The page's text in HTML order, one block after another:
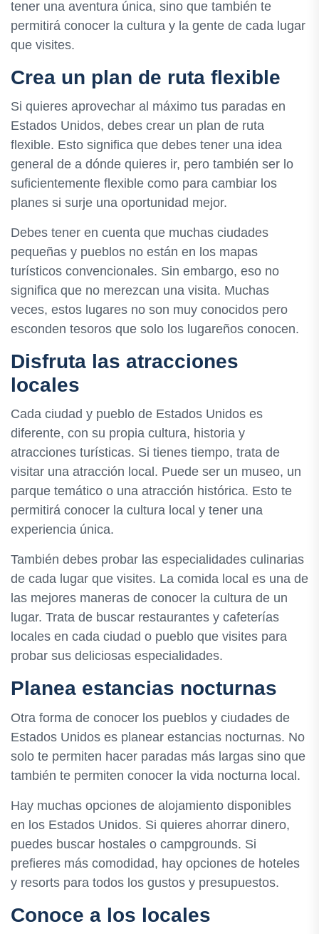
tener una aventura única, sino que también te
permitirá conocer la cultura y la gente de cada lugar
que visites.
Crea un plan de ruta flexible
Si quieres aprovechar al máximo tus paradas en
Estados Unidos, debes crear un plan de ruta
flexible. Esto significa que debes tener una idea
general de a dónde quieres ir, pero también ser lo
suficientemente flexible como para cambiar los
planes si surje una oportunidad mejor.
Debes tener en cuenta que muchas ciudades
pequeñas y pueblos no están en los mapas
turísticos convencionales. Sin embargo, eso no
significa que no merezcan una visita. Muchas
veces, estos lugares no son muy conocidos pero
esconden tesoros que solo los lugareños conocen.
Disfruta las atracciones
locales
Cada ciudad y pueblo de Estados Unidos es
diferente, con su propia cultura, historia y
atracciones turísticas. Si tienes tiempo, trata de
visitar una atracción local. Puede ser un museo, un
parque temático o una atracción histórica. Esto te
permitirá conocer la cultura local y tener una
experiencia única.
También debes probar las especialidades culinarias
de cada lugar que visites. La comida local es una de
las mejores maneras de conocer la cultura de un
lugar. Trata de buscar restaurantes y cafeterías
locales en cada ciudad o pueblo que visites para
probar sus deliciosas especialidades.
Planea estancias nocturnas
Otra forma de conocer los pueblos y ciudades de
Estados Unidos es planear estancias nocturnas. No
solo te permiten hacer paradas más largas sino que
también te permiten conocer la vida nocturna local.
Hay muchas opciones de alojamiento disponibles
en los Estados Unidos. Si quieres ahorrar dinero,
puedes buscar hostales o campgrounds. Si
prefieres más comodidad, hay opciones de hoteles
y resorts para todos los gustos y presupuestos.
Conoce a los locales